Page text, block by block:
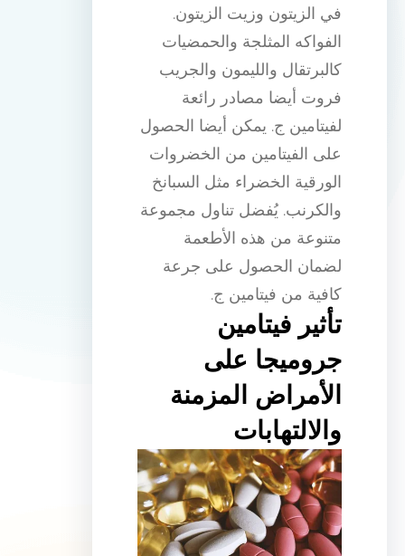
في الزيتون وزيت الزيتون.
الفواكه المثلجة والحمضيات
كالبرتقال والليمون والجريب
فروت أيضا مصادر رائعة
لفيتامين ج. يمكن أيضا الحصول
على الفيتامين من الخضروات
الورقية الخضراء مثل السبانخ
والكرنب. يُفضل تناول مجموعة
متنوعة من هذه الأطعمة
لضمان الحصول على جرعة
كافية من فيتامين ج.
تأثير فيتامين
جروميجا على
الأمراض المزمنة
والالتهابات